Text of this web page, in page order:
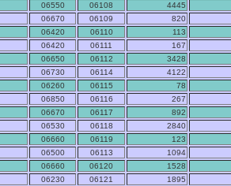
06550 06108
4445
06670 06109
820
06420 06110
113
06420 06111
167
06650 06112
3428
06730 06114
4122
06260 06115
78
06850 06116
267
06670 06117
892
06530 06118
2840
06660 06119
123
06500 06113
1094
06660 06120
1528
06230 06121 1895